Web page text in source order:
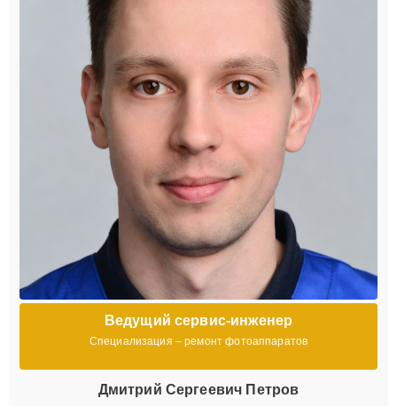
Ведущий сервис-инженер
Специализация – ремонт фотоаппаратов
Дмитрий Сергеевич Петров